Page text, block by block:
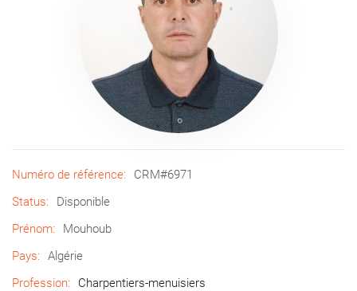
Numéro de référence:
CRM#6971
Status:
Disponible
Prénom:
Mouhoub
Pays:
Algérie
Profession:
Charpentiers-menuisiers